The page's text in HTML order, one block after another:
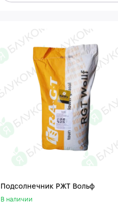
Подсолнечник РЖТ Вольф
В наличии